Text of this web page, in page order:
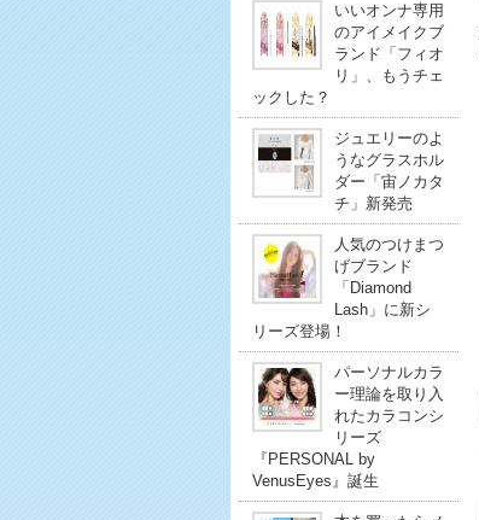
いいオンナ専用
のアイメイクブ
ランド「フィオ
リ」、もうチェ
ックした？
ジュエリーのよ
うなグラスホル
ダー「宙ノカタ
チ」新発売
人気のつけまつ
げブランド
「Diamond
Lash」に新シ
リーズ登場！
パーソナルカラ
ー理論を取り入
れたカラコンシ
リーズ
『PERSONAL by
VenusEyes』誕生